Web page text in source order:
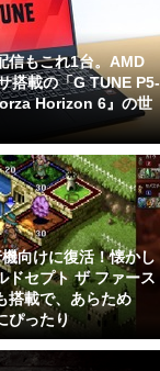
信もこれ1台。AMD
搭載の「G TUNE P5-
Horizon 6』の世
向けに復活！懐かし
ドセプト ザ ファース
搭載で、あらため
ぴったり